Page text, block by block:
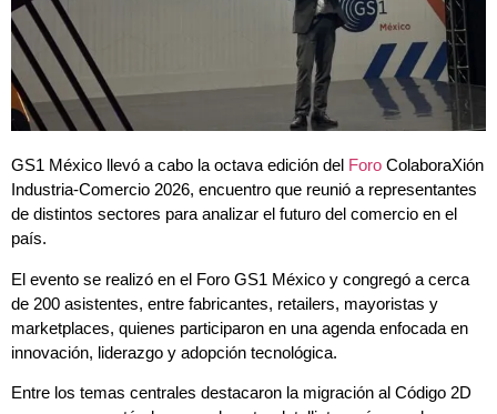
GS1 México llevó a cabo la octava edición del Foro ColaboraXión
Industria-Comercio 2026, encuentro que reunió a representantes
de distintos sectores para analizar el futuro del comercio en el
país.
El evento se realizó en el Foro GS1 México y congregó a cerca
de 200 asistentes, entre fabricantes, retailers, mayoristas y
marketplaces, quienes participaron en una agenda enfocada en
innovación, liderazgo y adopción tecnológica.
Entre los temas centrales destacaron la migración al Código 2D